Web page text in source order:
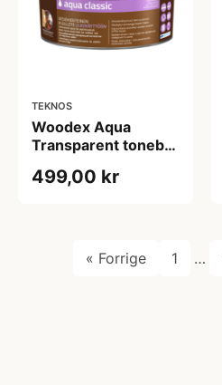
TEKNOS
Woodex Aqua
Transparent tonebar
499,00 kr
« Forrige 1 …